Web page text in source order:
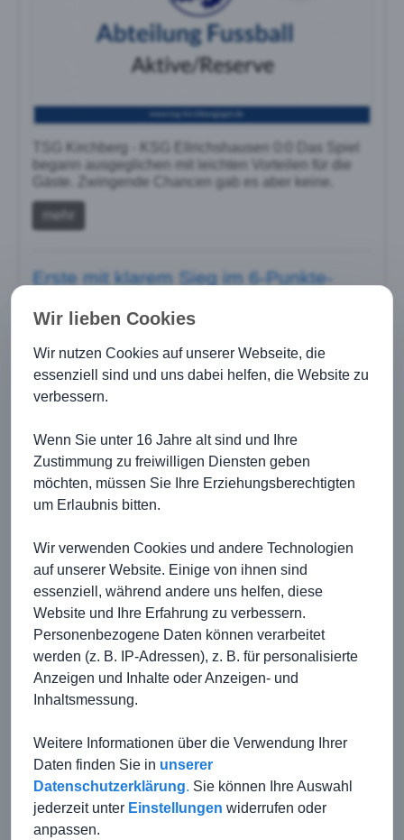
TSG Kirchberg - KSG Ellrichshausen 0:0 Das Spiel
begann ausgeglichen mit leichten Vorteilen für die
Gäste. Zwingende Chancen gab es aber keine.
mehr
Erste mit klarem Sieg im 6-Punkte-
20.03.2016
TSG Kirchberg - VfR Altenmünster II 3:0 (2:0)
Tore: 1:0 Thomas Raabe (30.), 2:0 Fabian Nuß (33.),
3:0 Ralf Möbius (70., FE)
Im Spiel gegen den direkten Konkurrenten im
Abstiegskampf fuhr die Erste einen klaren 3:0-Sieg
ein. Die Partie begann relativ ausgeglichen, doch die
TSG zeigte von Anfang an, dass sie dieses Spiel
gewinnen wollten.
mehr
< ... 20 21 22 ... 24
Wir lieben Cookies
Wir nutzen Cookies auf unserer Webseite, die
essenziell sind und uns dabei helfen, die Website zu
verbessern.
Wenn Sie unter 16 Jahre alt sind und Ihre
Zustimmung zu freiwilligen Diensten geben
möchten, müssen Sie Ihre Erziehungsberechtigten
um Erlaubnis bitten.
Wir verwenden Cookies und andere Technologien
auf unserer Website. Einige von ihnen sind
essenziell, während andere uns helfen, diese
Website und Ihre Erfahrung zu verbessern.
Personenbezogene Daten können verarbeitet
werden (z. B. IP-Adressen), z. B. für personalisierte
Anzeigen und Inhalte oder Anzeigen- und
Inhaltsmessung.
Weitere Informationen über die Verwendung Ihrer
Daten finden Sie in unserer
Datenschutzerklärung. Sie können Ihre Auswahl
jederzeit unter Einstellungen widerrufen oder
anpassen.